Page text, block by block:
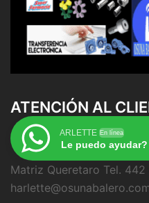
ATENCIÓN AL
ARLETTE En línea
Le puedo ayudar?
Matriz Queretaro